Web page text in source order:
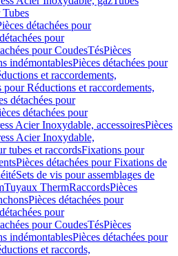
Tubes
détachées pour
pour
pour CoudesTésPièces
indémontablesPièces détachées pour
et raccordements,
pour Réductions et raccordements,
détachées pour
détachées pour
Acier Inoxydable, accessoiresPièces
Acier Inoxydable,
tubes et raccordsFixations pour
Pièces détachées pour Fixations de
Sets de vis pour assemblages de
Tuyaux ThermRaccordsPièces
Pièces détachées pour
pour
pour CoudesTésPièces
indémontablesPièces détachées pour
et raccords,